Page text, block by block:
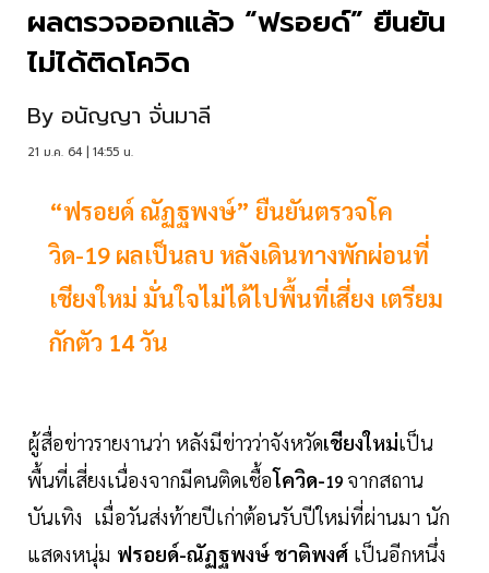
ผลตรวจออกแล้ว “ฟรอยด์” ยืนยัน
ไม่ได้ติดโควิด
By อนัญญา จั่นมาลี
21 ม.ค. 64 | 14:55 น.
“ฟรอยด์ ณัฏฐพงษ์” ยืนยันตรวจโค
วิด-19 ผลเป็นลบ หลังเดินทางพักผ่อนที่
เชียงใหม่ มั่นใจไม่ได้ไปพื้นที่เสี่ยง เตรียม
กักตัว 14 วัน
ผู้สื่อข่าวรายงานว่า หลังมีข่าวว่าจังหวัดเชียงใหม่เป็น
พื้นที่เสี่ยงเนื่องจากมีคนติดเชื้อโควิด-19 จากสถาน
บันเทิง เมื่อวันส่งท้ายปีเก่าต้อนรับปีใหม่ที่ผ่านมา นัก
แสดงหนุ่ม ฟรอยด์-ณัฏฐพงษ์ ชาติพงศ์ เป็นอีกหนึ่ง